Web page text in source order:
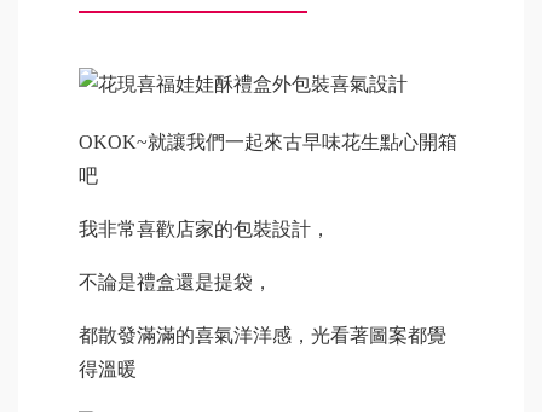
OKOK~就讓我們一起來古早味花生點心開箱
吧
我非常喜歡店家的包裝設計，
不論是禮盒還是提袋，
都散發滿滿的喜氣洋洋感，光看著圖案都覺
得溫暖